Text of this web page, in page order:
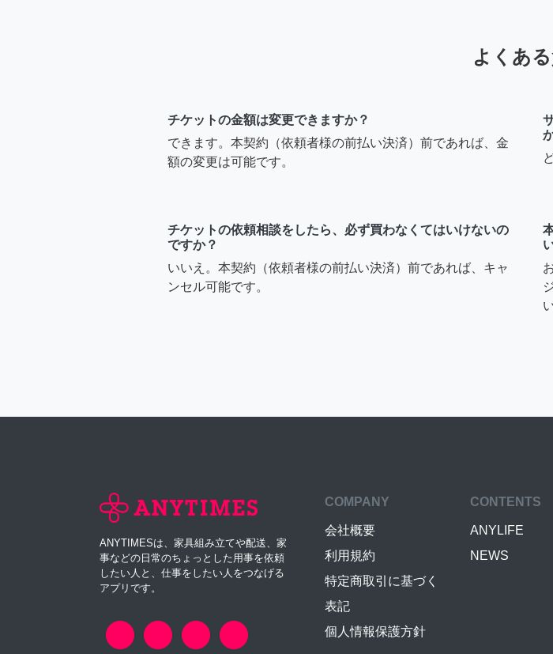
よくあ
チケットの金額は変更できますか？
できます。本契約（依頼者様の前払い決済）前であれば、金
額の変更は可能です。
チケットの依頼相談をしたら、必ず買わなくてはいけないの
ですか？
いいえ。本契約（依頼者様の前払い決済）前であれば、キャ
ンセル可能です。
ANYTIMESは、家具組み立てや配送、家
事などの日常のちょっとした用事を依頼
したい人と、仕事をしたい人をつなげる
アプリです。
COMPANY
会社概要
利用規約
特定商取引に基づく
表記
個人情報保護方針
CONTENTS
ANYLIFE
NEWS